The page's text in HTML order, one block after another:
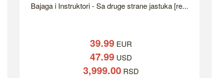
Bajaga i Instruktori - Sa druge strane jastuka [re...
39.99EUR
47.99USD
3,999.00RSD